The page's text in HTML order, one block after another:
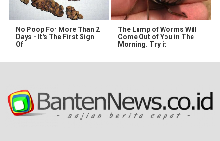
No Poop For More Than 2
Days - It's The First Sign
Of
The Lump of Worms Will
Come Out of You in The
Morning. Try it